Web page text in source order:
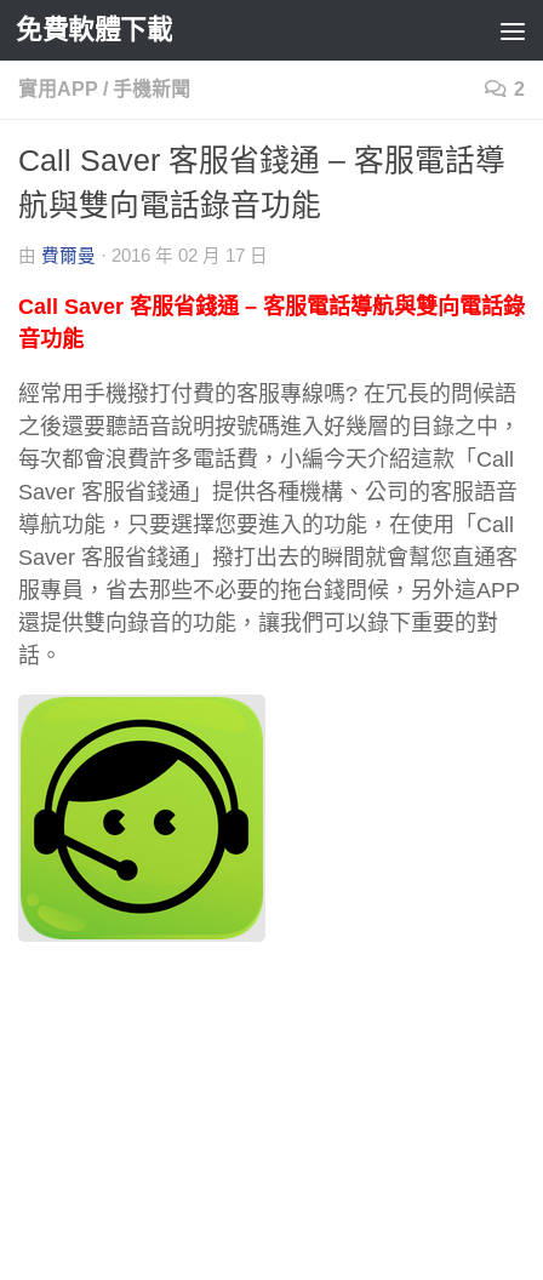
Skip to content
免費軟體下載
實用APP / 手機新聞 2
Call Saver 客服省錢通 – 客服電話導
航與雙向電話錄音功能
由 費爾曼 · 2016 年 02 月 17 日
Call Saver 客服省錢通 – 客服電話導航與雙向電話錄
音功能
經常用手機撥打付費的客服專線嗎? 在冗長的問候語
之後還要聽語音說明按號碼進入好幾層的目錄之中，
每次都會浪費許多電話費，小編今天介紹這款「Call
Saver 客服省錢通」提供各種機構、公司的客服語音
導航功能，只要選擇您要進入的功能，在使用「Call
Saver 客服省錢通」撥打出去的瞬間就會幫您直通客
服專員，省去那些不必要的拖台錢問候，另外這APP
還提供雙向錄音的功能，讓我們可以錄下重要的對
話。